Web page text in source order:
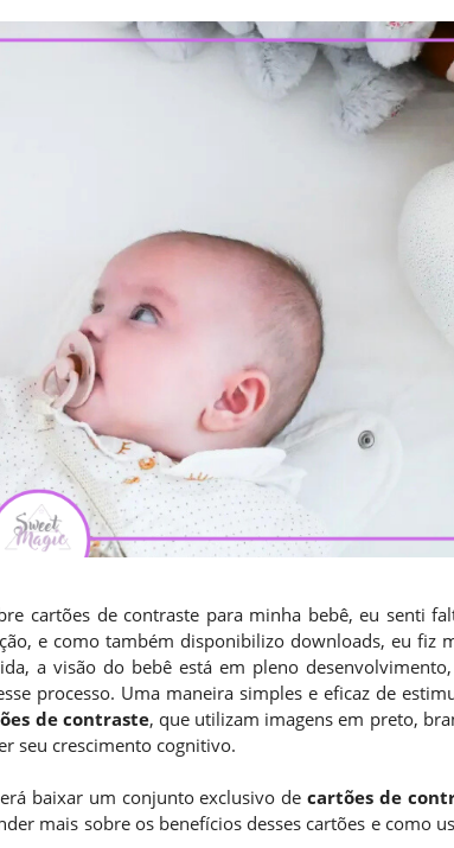
cartões de contraste para minha bebê, eu senti
e como também disponibilizo downloads, eu fiz
a visão do bebê está em pleno
processo. Uma maneira simples e eficaz de
de contraste, que utilizam imagens em preto,
seu crescimento cognitivo.
baixar um conjunto exclusivo decartões de
mais sobre os benefícios desses cartões e como